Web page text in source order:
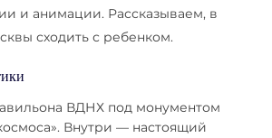
и анимации. Рассказываем, в
сходить с ребенком.
ВДНХ под монументом
Внутри — настоящий